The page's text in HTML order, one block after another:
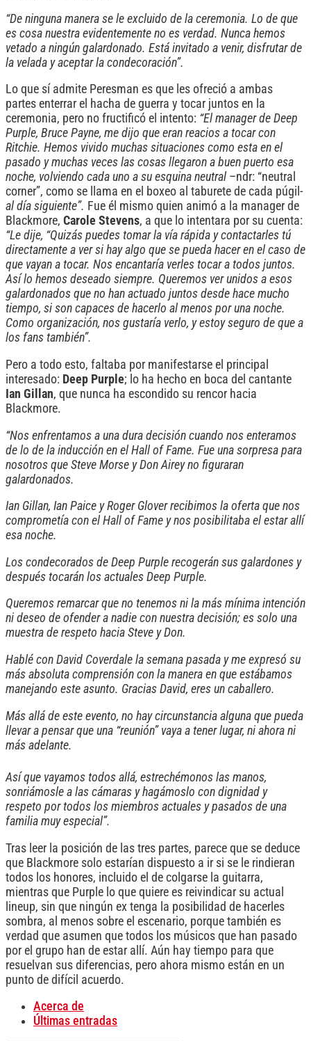
“De ninguna manera se le excluido de la ceremonia. Lo de que
es cosa nuestra evidentemente no es verdad. Nunca hemos
vetado a ningún galardonado. Está invitado a venir, disfrutar de
la velada y aceptar la condecoración”.
Lo que sí admite Peresman es que les ofreció a ambas
partes enterrar el hacha de guerra y tocar juntos en la
ceremonia, pero no fructificó el intento: “El manager de Deep
Purple, Bruce Payne, me dijo que eran reacios a tocar con
Ritchie. Hemos vivido muchas situaciones como esta en el
pasado y muchas veces las cosas llegaron a buen puerto esa
noche, volviendo cada uno a su esquina neutral –ndr: “neutral
corner”, como se llama en el boxeo al taburete de cada púgil-
al día siguiente”. Fue él mismo quien animó a la manager de
Blackmore, Carole Stevens, a que lo intentara por su cuenta:
“Le dije, “Quizás puedes tomar la vía rápida y contactarles tú
directamente a ver si hay algo que se pueda hacer en el caso de
que vayan a tocar. Nos encantaría verles tocar a todos juntos.
Así lo hemos deseado siempre. Queremos ver unidos a esos
galardonados que no han actuado juntos desde hace mucho
tiempo, si son capaces de hacerlo al menos por una noche.
Como organización, nos gustaría verlo, y estoy seguro de que a
los fans también”.
Pero a todo esto, faltaba por manifestarse el principal
interesado: Deep Purple; lo ha hecho en boca del cantante
Ian Gillan, que nunca ha escondido su rencor hacia
Blackmore.
“Nos enfrentamos a una dura decisión cuando nos enteramos
de lo de la inducción en el Hall of Fame. Fue una sorpresa para
nosotros que Steve Morse y Don Airey no figuraran
galardonados.
Ian Gillan, Ian Paice y Roger Glover recibimos la oferta que nos
comprometía con el Hall of Fame y nos posibilitaba el estar allí
esa noche.
Los condecorados de Deep Purple recogerán sus galardones y
después tocarán los actuales Deep Purple.
Queremos remarcar que no tenemos ni la más mínima intención
ni deseo de ofender a nadie con nuestra decisión; es solo una
muestra de respeto hacia Steve y Don.
Hablé con David Coverdale la semana pasada y me expresó su
más absoluta comprensión con la manera en que estábamos
manejando este asunto. Gracias David, eres un caballero.
Más allá de este evento, no hay circunstancia alguna que pueda
llevar a pensar que una “reunión” vaya a tener lugar, ni ahora ni
más adelante.
Así que vayamos todos allá, estrechémonos las manos,
sonriámosle a las cámaras y hagámoslo con dignidad y
respeto por todos los miembros actuales y pasados de una
familia muy especial”.
Tras leer la posición de las tres partes, parece que se deduce
que Blackmore solo estarían dispuesto a ir si se le rindieran
todos los honores, incluido el de colgarse la guitarra,
mientras que Purple lo que quiere es reivindicar su actual
lineup, sin que ningún ex tenga la posibilidad de hacerles
sombra, al menos sobre el escenario, porque también es
verdad que asumen que todos los músicos que han pasado
por el grupo han de estar allí. Aún hay tiempo para que
resuelvan sus diferencias, pero ahora mismo están en un
punto de difícil acuerdo.
Acerca de
Últimas entradas